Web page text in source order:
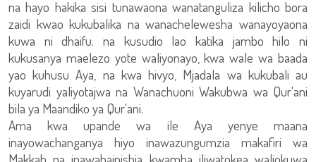
na hayo hakika sisi tunawaona wanatanguliza kilicho bora
zaidi kwao kukubalika na wanachelewesha wanayoyaona
kuwa ni dhaifu. na kusudio lao katika jambo hilo ni
kukusanya maelezo yote waliyonayo, kwa wale wa baada
yao kuhusu Aya, na kwa hivyo, Mjadala wa kukubali au
kuyarudi yaliyotajwa na Wanachuoni Wakubwa wa Qur'ani
bila ya Maandiko ya Qur'ani.
Ama kwa upande wa ile Aya yenye maana
inayowachanganya hiyo inawazungumzia makafiri wa